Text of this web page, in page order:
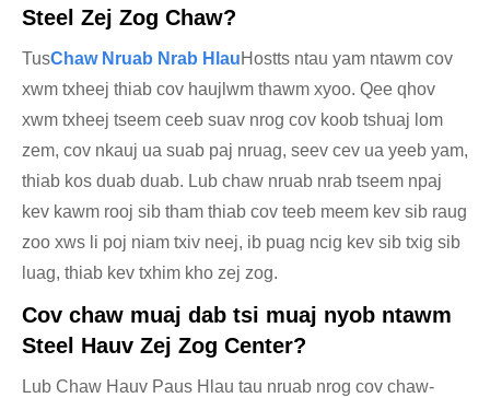
Steel Zej Zog Chaw?
TusChaw Nruab Nrab HlauHostts ntau yam ntawm cov
xwm txheej thiab cov haujlwm thawm xyoo. Qee qhov
xwm txheej tseem ceeb suav nrog cov koob tshuaj lom
zem, cov nkauj ua suab paj nruag, seev cev ua yeeb yam,
thiab kos duab duab. Lub chaw nruab nrab tseem npaj
kev kawm rooj sib tham thiab cov teeb meem kev sib raug
zoo xws li poj niam txiv neej, ib puag ncig kev sib txig sib
luag, thiab kev txhim kho zej zog.
Cov chaw muaj dab tsi muaj nyob ntawm
Steel Hauv Zej Zog Center?
Lub Chaw Hauv Paus Hlau tau nruab nrog cov chaw-